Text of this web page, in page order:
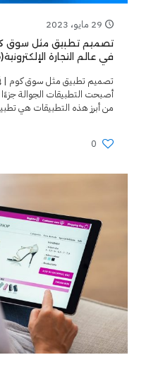
29 مايو، 2023
تصميم تطبيق مثل سوق كوم
في عالم التجارة الإلكترونية
تصميم تطبيق مثل سوق كوم | في
أصبحت التطبيقات الجوالة جزءًا
من أبرز هذه التطبيقات هي
0